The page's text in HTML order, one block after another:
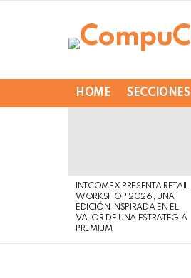
HOME SECCIONES
INTCOMEX PRESENTA RETAIL
WORKSHOP 2026, UNA
EDICIÓN INSPIRADA EN EL
VALOR DE UNA ESTRATEGIA
PREMIUM